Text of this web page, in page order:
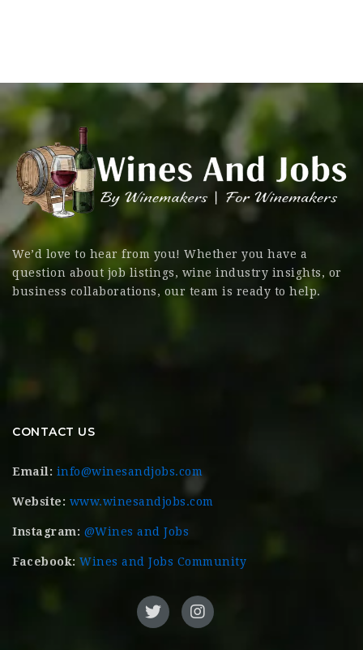
We’d love to hear from you! Whether you have a
question about job listings, wine industry insights, or
business collaborations, our team is ready to help.
CONTACT US
Email: info@winesandjobs.com
Website: www.winesandjobs.com
Instagram: @Wines and Jobs
Facebook: Wines and Jobs Community